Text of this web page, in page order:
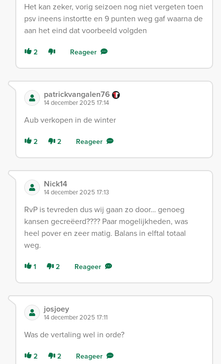
Het kan zeker, vorig seizoen nog niet vergeten toen
psv ineens instortte en 9 punten weg gaf waarna de
aan het eind dat voorbeeld volgden
2 Reageer
patrickvangalen76
14 december 2025 17:14
Aub verkopen in de winter
2 2 Reageer
Nick14
14 december 2025 17:13
RvP is tevreden dus wij gaan zo door… genoeg
kansen gecreëerd???? Paar mogelijkheden, was
heel pover en zeer matig. Balans in elftal totaal
weg.
1 2 Reageer
josjoey
14 december 2025 17:11
Was de vertaling wel in orde?
2 2 Reageer